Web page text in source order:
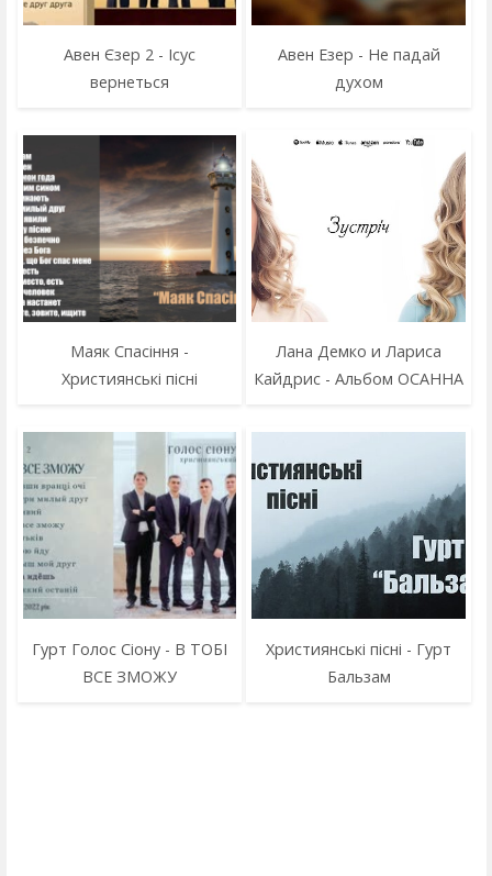
Авен Єзер 2 - Ісус
вернеться
Авен Езер - Не падай
духом
Маяк Cпасіння -
Християнські пісні
Лана Демко и Лариса
Кайдрис - Альбом ОСАННА
Гурт Голос Сіону - В ТОБІ
ВСЕ ЗМОЖУ
Християнські пісні - Гурт
Бальзам